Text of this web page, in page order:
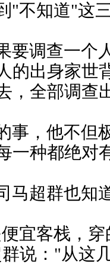
"不知道"这
要调查一个
的出身家世
，全部调查
事，他不但
一种都绝对
马超群也知
宜客栈，穿
说："从这